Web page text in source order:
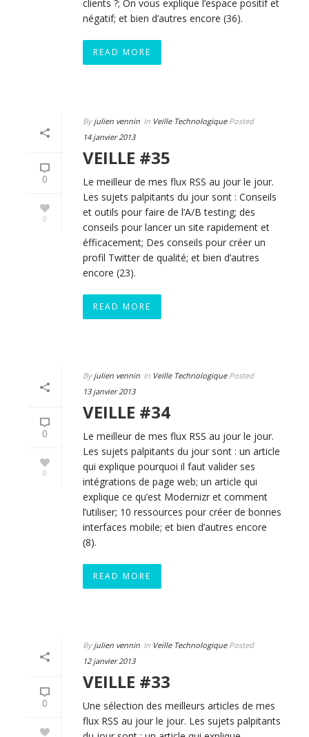
clients ?; On vous explique l’espace positif et
négatif; et bien d’autres encore (36).
READ MORE
0
0
By julien vennin In Veille TechnologiquePosted
14 janvier 2013
VEILLE #35
Le meilleur de mes flux RSS au jour le jour.
Les sujets palpitants du jour sont : Conseils
et outils pour faire de l’A/B testing; des
conseils pour lancer un site rapidement et
éfficacement; Des conseils pour créer un
profil Twitter de qualité; et bien d’autres
encore (23).
READ MORE
0
0
By julien vennin In Veille TechnologiquePosted
13 janvier 2013
VEILLE #34
Le meilleur de mes flux RSS au jour le jour.
Les sujets palpitants du jour sont : un article
qui explique pourquoi il faut valider ses
intégrations de page web; un article qui
explique ce qu’est Modernizr et comment
l’utiliser; 10 ressources pour créer de bonnes
interfaces mobile; et bien d’autres encore
(8).
READ MORE
0
By julien vennin In Veille TechnologiquePosted
12 janvier 2013
VEILLE #33
Une sélection des meilleurs articles de mes
flux RSS au jour le jour. Les sujets palpitants